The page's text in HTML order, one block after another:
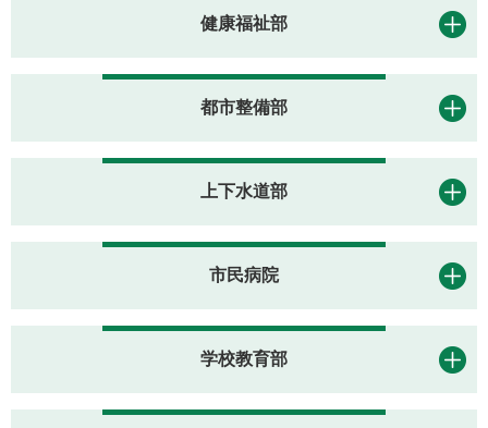
健康福祉部
都市整備部
上下水道部
市民病院
学校教育部